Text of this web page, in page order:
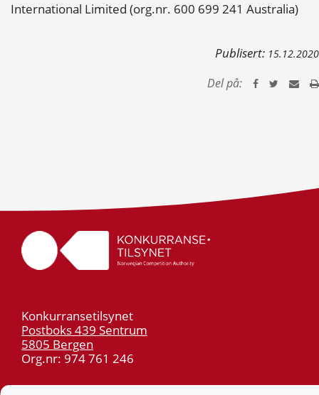
International Limited (org.nr. 600 699 241 Australia)
Publisert: 15.12.2020
Del på:
Konkurransetilsynet
Postboks 439 Sentrum
5805 Bergen
Org.nr: 974 761 246